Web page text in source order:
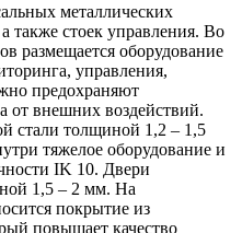
металлических
также стоек управления. Во
размещается оборудование
управления,
предохраняют
от внешних воздействий.
стали толщиной 1,2 – 1,5
тяжелое оборудование и
IK 10. Двери
1,5 – 2 мм. На
покрытие из
повышает качество